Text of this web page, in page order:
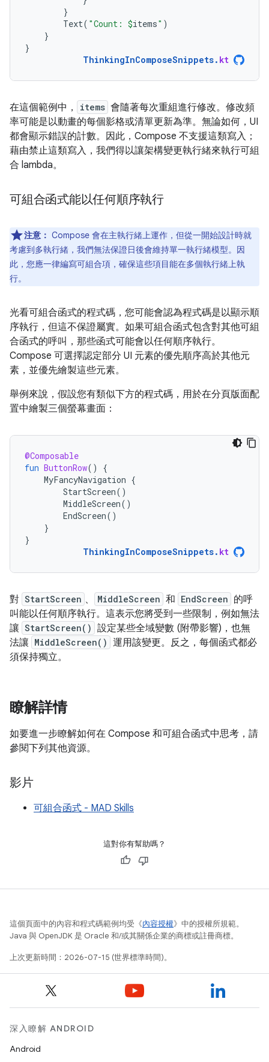
}
Text( "Count: $items" )
}
}
ThinkingInComposeSnippets. kt
在這個範例中， items 會隨著每次重組進行修改。修改頻
率可能是以動畫的每個影格或清單更新為準。無論如何，UI
都會顯示錯誤的計數。因此，Compose 不支援這類寫入；
藉由禁止這類寫入，我們得以讓架構變更執行緒來執行可組
合 lambda。
可組合函式能以任何順序執行
注意： Compose 會在主執行緒上運作，但從一開始設計時就
考慮到多執行緒，我們無法保證日後會維持單一執行緒模型。因
此，您應一律編寫可組合項，確保這些項目能在多個執行緒上執
行。
光看可組合函式的程式碼，您可能會認為程式碼是以顯示順
序執行，但這不保證屬實。如果可組合函式包含對其他可組
合函式的呼叫，那些函式可能會以任何順序執行。
Compose 可選擇認定部分 UI 元素的優先順序高於其他元
素，並優先繪製這些元素。
舉例來說，假設您有類似下方的程式碼，用於在分頁版面配
置中繪製三個螢幕畫面：
@Composable
fun ButtonRow()
{
MyFancyNavigation {
StartScreen()
MiddleScreen()
EndScreen()
}
}
ThinkingInComposeSnippets. kt
對 StartScreen 、 MiddleScreen 和 EndScreen 的呼
叫能以任何順序執行。這表示您將受到一些限制，例如無法
讓 StartScreen() 設定某些全域變數 (附帶影響)，也無
法讓 MiddleScreen() 運用該變更。反之，每個函式都必
須保持獨立。
瞭解詳情
如要進一步瞭解如何在 Compose 和可組合函式中思考，請
參閱下列其他資源。
影片
可組合函式 - MAD Skills
這對你有幫助嗎？
這個頁面中的內容和程式碼範例均受《內容授權》中的授權所規範。
Java 與 OpenJDK 是 Oracle 和/或其關係企業的商標或註冊商標。
上次更新時間：2026-07-15 (世界標準時間)。
深入瞭解 ANDROID
Android